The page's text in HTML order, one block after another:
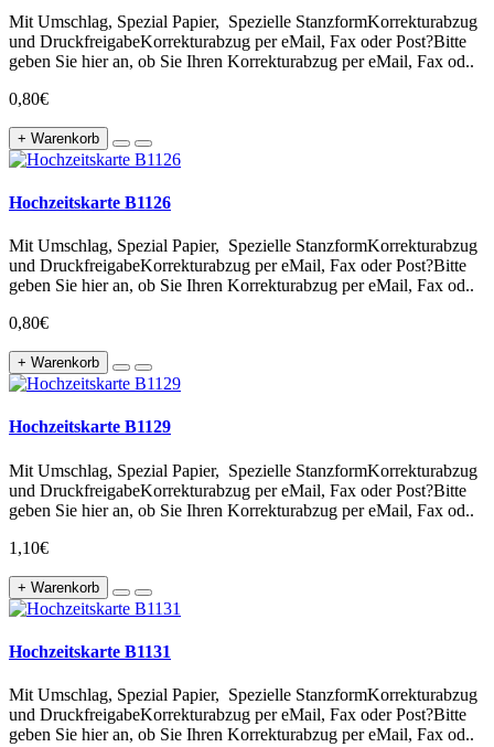
Mit Umschlag, Spezial Papier, Spezielle StanzformKorrekturabzug
und DruckfreigabeKorrekturabzug per eMail, Fax oder Post?Bitte
geben Sie hier an, ob Sie Ihren Korrekturabzug per eMail, Fax od..
0,80€
+ Warenkorb
Hochzeitskarte B1126
Mit Umschlag, Spezial Papier, Spezielle StanzformKorrekturabzug
und DruckfreigabeKorrekturabzug per eMail, Fax oder Post?Bitte
geben Sie hier an, ob Sie Ihren Korrekturabzug per eMail, Fax od..
0,80€
+ Warenkorb
Hochzeitskarte B1129
Mit Umschlag, Spezial Papier, Spezielle StanzformKorrekturabzug
und DruckfreigabeKorrekturabzug per eMail, Fax oder Post?Bitte
geben Sie hier an, ob Sie Ihren Korrekturabzug per eMail, Fax od..
1,10€
+ Warenkorb
Hochzeitskarte B1131
Mit Umschlag, Spezial Papier, Spezielle StanzformKorrekturabzug
und DruckfreigabeKorrekturabzug per eMail, Fax oder Post?Bitte
geben Sie hier an, ob Sie Ihren Korrekturabzug per eMail, Fax od..